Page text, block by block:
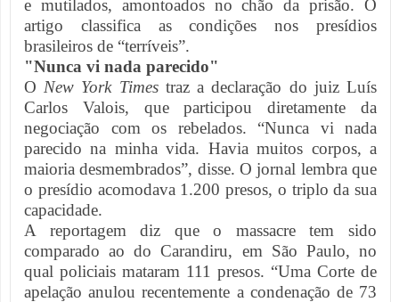
e mutilados, amontoados no chão da prisão. O
artigo classifica as condições nos presídios
brasileiros de “terríveis”.
"Nunca vi nada parecido"
O New York Timestraz a declaração do juiz Luís
Carlos Valois, que participou diretamente da
negociação com os rebelados. “Nunca vi nada
parecido na minha vida. Havia muitos corpos, a
maioria desmembrados”, disse. O jornal lembra que
o presídio acomodava 1.200 presos, o triplo da sua
capacidade.
A reportagem diz que o massacre tem sido
comparado ao do Carandiru, em São Paulo, no
qual policiais mataram 111 presos. “Uma Corte de
apelação anulou recentemente a condenação de 73